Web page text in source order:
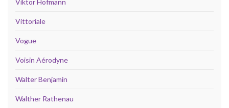
Viktor Hofmann
Vittoriale
Vogue
Voisin Aérodyne
Walter Benjamin
Walther Rathenau